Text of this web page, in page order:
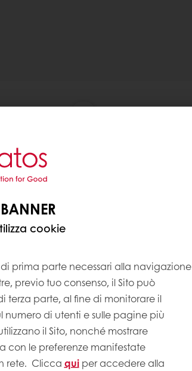
cookie
prima parte necessari alla navigazione
previo tuo consenso, il Sito può
terza parte, al fine di monitorare il
numero di utenti e sulle pagine più
il Sito, nonché mostrare
con le preferenze manifestate
rete. Clicca quiper accedere alla